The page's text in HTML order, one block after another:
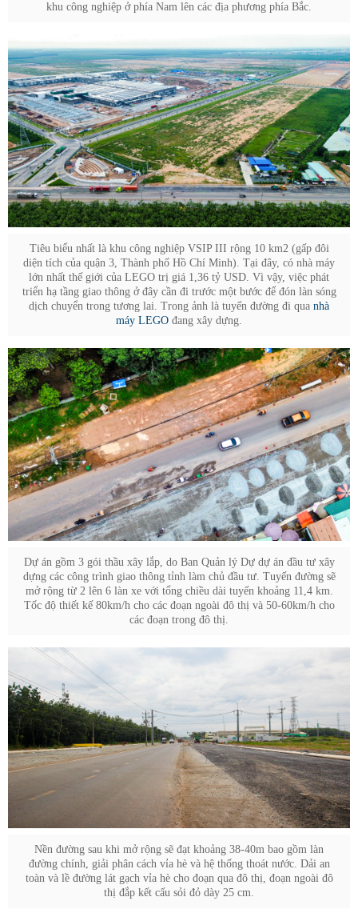
khu công nghiệp ở phía Nam lên các địa phương phía Bắc.
Tiêu biểu nhất là khu công nghiệp VSIP III rộng 10 km2 (gấp đôi
diện tích của quận 3, Thành phố Hồ Chí Minh). Tại đây, có nhà máy
lớn nhất thế giới của LEGO trị giá 1,36 tỷ USD. Vì vậy, việc phát
triển hạ tầng giao thông ở đây cần đi trước một bước để đón làn sóng
dịch chuyển trong tương lai. Trong ảnh là tuyến đường đi qua nhà
máy LEGO đang xây dựng.
Dự án gồm 3 gói thầu xây lắp, do Ban Quản lý Dự dự án đầu tư xây
dựng các công trình giao thông tỉnh làm chủ đầu tư. Tuyến đường sẽ
mở rộng từ 2 lên 6 làn xe với tổng chiều dài tuyến khoảng 11,4 km.
Tốc độ thiết kế 80km/h cho các đoạn ngoài đô thị và 50-60km/h cho
các đoạn trong đô thị.
Nền đường sau khi mở rộng sẽ đạt khoảng 38-40m bao gồm làn
đường chính, giải phân cách vỉa hè và hệ thống thoát nước. Dải an
toàn và lề đường lát gạch vỉa hè cho đoạn qua đô thị, đoạn ngoài đô
thị đắp kết cấu sỏi đỏ dày 25 cm.